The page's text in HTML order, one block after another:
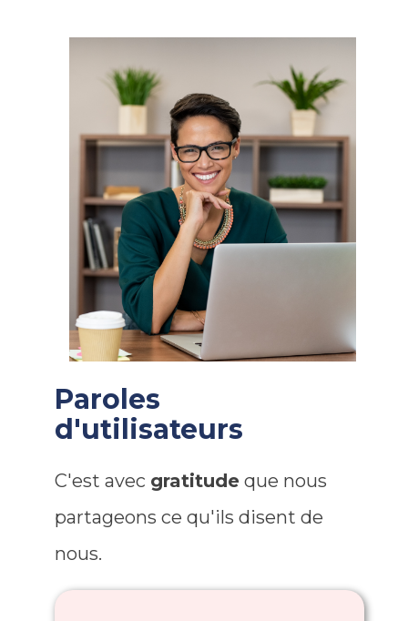
Paroles
d'utilisateurs
C'est avec gratitude que nous
partageons ce qu'ils disent de
nous.